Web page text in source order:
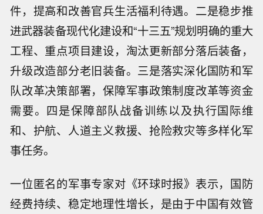
件，提高和改善官兵生活福利待遇。二是稳步推
进武器装备现代化建设和“十三五”规划明确的重大
工程、重点项目建设，淘汰更新部分落后装备，
升级改造部分老旧装备。三是落实深化国防和军
队改革决策部署，保障军事政策制度改革等资金
需要。四是保障部队战备训练以及执行国际维
和、护航、人道主义救援、抢险救灾等多样化军
事任务。
一位匿名的军事专家对《环球时报》表示，国防
经费持续、稳定地理性增长，是由于中国有效管